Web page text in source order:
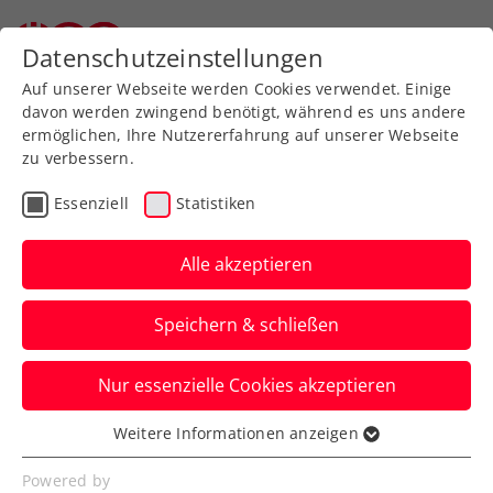
Aktuelle News
News filtern
Datenschutzeinstellungen
Auf unserer Webseite werden Cookies verwendet. Einige
davon werden zwingend benötigt, während es uns andere
ermöglichen, Ihre Nutzererfahrung auf unserer Webseite
zu verbessern.
Essenziell Statistiken
Alle akzeptieren
Speichern & schließen
Nur essenzielle Cookies akzeptieren
Essenziell
Essenzielle Cookies werden für grundlegende
Weitere Informationen anzeigen
Powered by